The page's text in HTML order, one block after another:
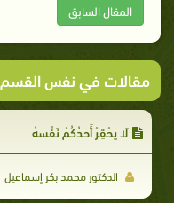
المقال السابق
مقالات في نفس القسم
لَا يَحْقِرْ أَحَدُكُمْ نَفْسَهُ
الدكتور محمد بكر إسماعيل